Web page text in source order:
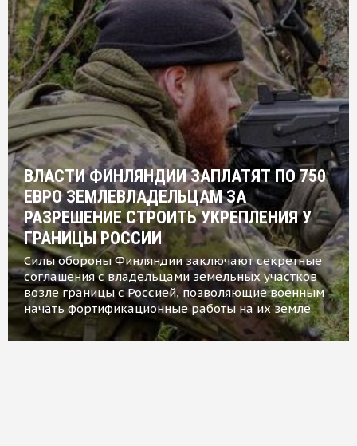
ВЛАСТИ ФИНЛЯНДИИ ЗАПЛАТЯТ ПО 750
ЕВРО ЗЕМЛЕВЛАДЕЛЬЦАМ ЗА
РАЗРЕШЕНИЕ СТРОИТЬ УКРЕПЛЕНИЯ У
ГРАНИЦЫ РОССИИ
Силы обороны Финляндии заключают секретные
соглашения с владельцами земельных участков
возле границы с Россией, позволяющие военным
начать фортификационные работы на их земле